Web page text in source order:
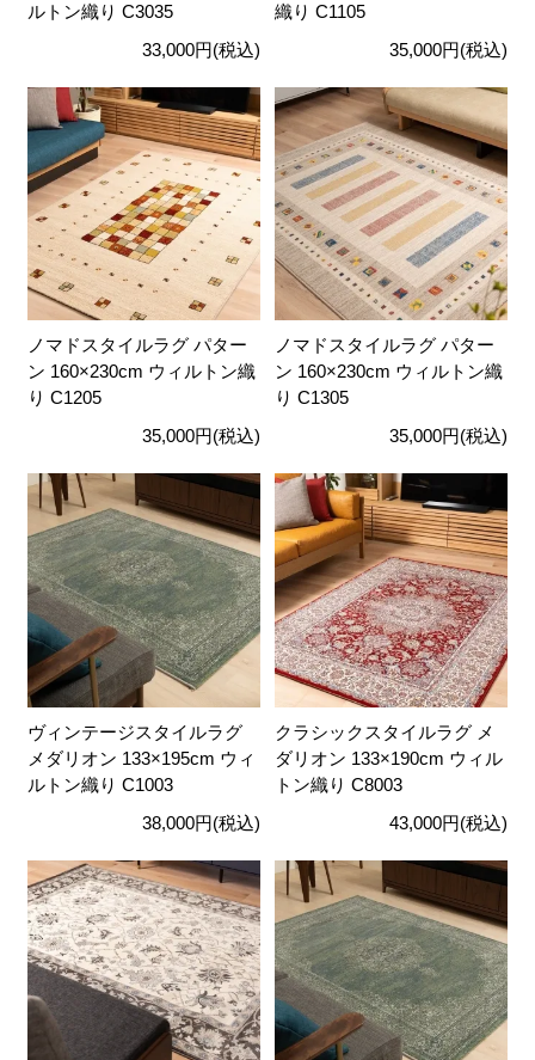
ルトン織り C3035
33,000円(税込)
織り C1105
35,000円(税込)
ノマドスタイルラグ パター
ン 160×230cm ウィルトン織
り C1205
35,000円(税込)
ノマドスタイルラグ パター
ン 160×230cm ウィルトン織
り C1305
35,000円(税込)
ヴィンテージスタイルラグ
メダリオン 133×195cm ウィ
ルトン織り C1003
38,000円(税込)
クラシックスタイルラグ メ
ダリオン 133×190cm ウィル
トン織り C8003
43,000円(税込)